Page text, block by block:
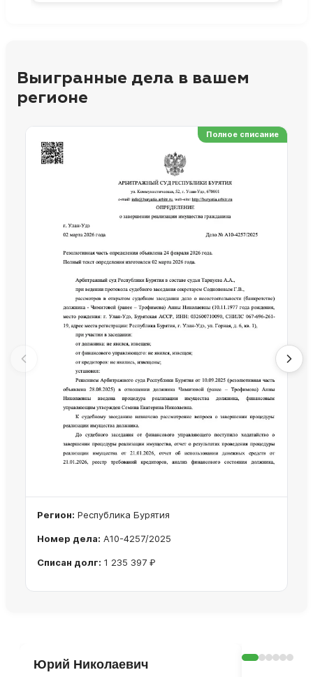
Выигранные дела в вашем
регионе
Полное списание
Регион: Республика Бурятия
Номер дела: А10-4257/2025
Списан долг: 1 235 397 ₽
Юрий Николаевич